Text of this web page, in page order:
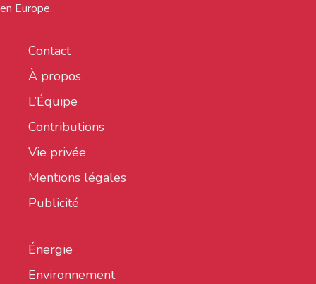
en Europe.
Contact
À propos
L’Équipe
Contributions
Vie privée
Mentions légales
Publicité
Énergie
Environnement